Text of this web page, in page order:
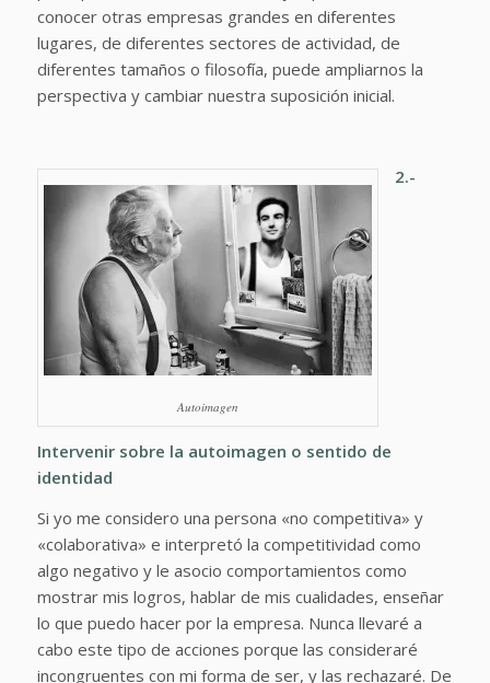
conocer otras empresas grandes en diferentes
lugares, de diferentes sectores de actividad, de
diferentes tamaños o filosofía, puede ampliarnos la
perspectiva y cambiar nuestra suposición inicial.
Autoimagen
2.-
Intervenir sobre la autoimagen o sentido de
identidad
Si yo me considero una persona «no competitiva» y
«colaborativa» e interpretó la competitividad como
algo negativo y le asocio comportamientos como
mostrar mis logros, hablar de mis cualidades, enseñar
lo que puedo hacer por la empresa. Nunca llevaré a
cabo este tipo de acciones porque las consideraré
incongruentes con mi forma de ser, y las rechazaré. De